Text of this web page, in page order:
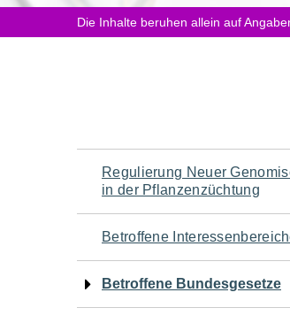
hier:Die Inhalte beruhen allein auf
Navigation
für
den
Seiteninhalt
Regulierung Neuer
in der Pflanzenzüchtung
Betroffene
Betroffene Bundesgesetze